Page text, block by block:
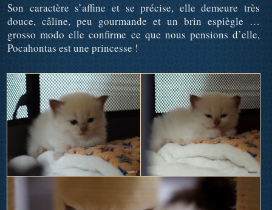
Son caractère s’affine et se précise, elle demeure très
douce, câline, peu gourmande et un brin espiègle …
grosso modo elle confirme ce que nous pensions d’elle,
Pocahontas est une princesse !